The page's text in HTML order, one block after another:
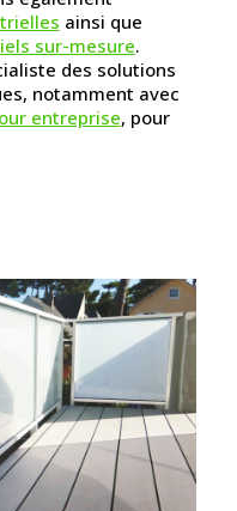
ainsi que
sur-mesure.
des solutions
notamment avec
entreprise, pour